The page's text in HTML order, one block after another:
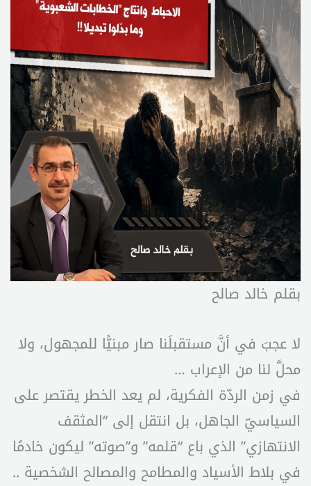
بقلم خالد صالح
لا عجبَ في أنَّ مستقبلَنا صار مبنيًّا للمجهول، ولا
محلَّ لنا من الإعراب …
في زمن الردّة الفكرية، لم يعد الخطر يقتصر على
السياسيّ الجاهل، بل انتقل إلى “المثقف
الانتهازي” الذي باع “قلمه” و”صوته” ليكون خادمًا
في بلاط الأسياد والمطامح والمصالح الشخصية ..